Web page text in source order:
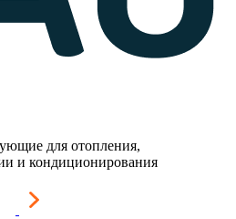
для отопления,
и кондиционирования